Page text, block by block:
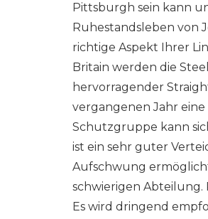
Pittsburgh sein kann
Ruhestandsleben von
richtige Aspekt Ihrer
Britain werden die
hervorragender
vergangenen Jahr eine
Schutzgruppe kann
ist ein sehr guter
Aufschwung
schwierigen Abteilung.
Es wird dringend